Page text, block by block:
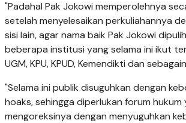
"Padahal Pak Jokowi memperolehnya
setelah menyelesaikan perkuliahannya
sisi lain, agar nama baik Pak Jokowi
beberapa institusi yang selama ini ikut
UGM, KPU, KPUD, Kemendikti dan
"Selama ini publik disuguhkan dengan
hoaks, sehingga diperlukan forum hukum
mengoreksinya dengan menyuguhkan